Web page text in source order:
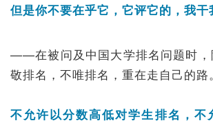
但是你不要在乎它，它评它的，我干
——在被问及中国大学排名问题时，
敬排名，不唯排名，重在走自己的路。
不允许以分数高低对学生排名，不